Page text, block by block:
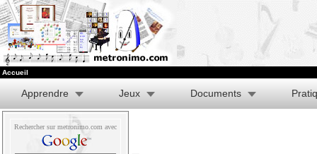
Accueil
Apprendre Jeux Documents
Rechercher sur metronimo.com avec